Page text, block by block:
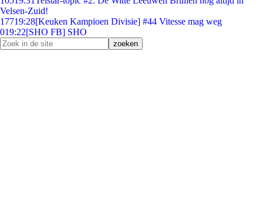
Velsen-Zuid!
17719:28[Keuken Kampioen Divisie] #44 Vitesse mag weg
019:22[SHO FB] SHO